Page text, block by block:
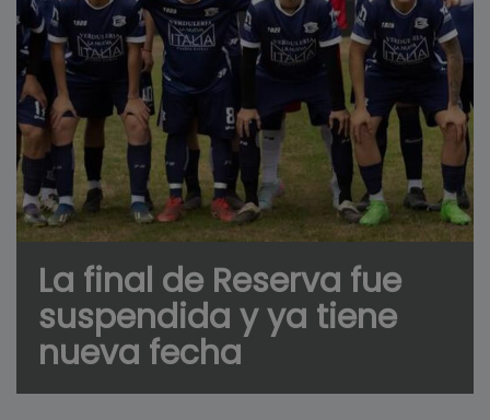
La final de Reserva fue
suspendida y ya tiene
nueva fecha